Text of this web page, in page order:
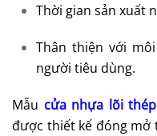
Thời gian sản xuất
Thân thiện với
người tiêu dùng.
Mẫu cửa nhựa lõi
được thiết kế đóng mở